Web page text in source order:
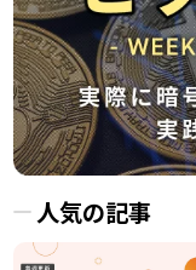
人気の記事